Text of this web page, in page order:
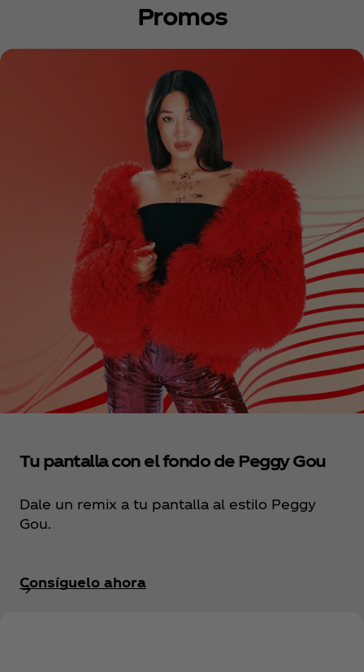
Promos
Tu pantalla con el fondo de Peggy Gou
Dale un remix a tu pantalla al estilo Peggy
Gou.
Consíguelo ahora